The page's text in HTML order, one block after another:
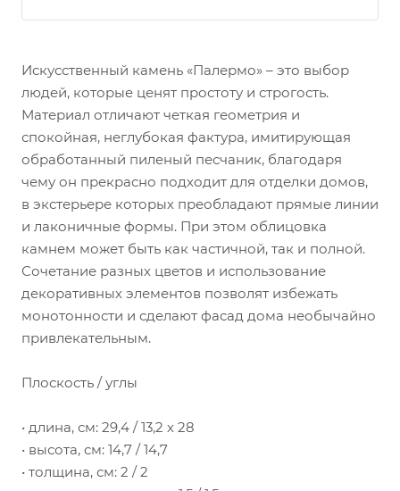
Искусственный камень «Палермо» – это выбор
людей, которые ценят простоту и строгость.
Материал отличают четкая геометрия и
спокойная, неглубокая фактура, имитирующая
обработанный пиленый песчаник, благодаря
чему он прекрасно подходит для отделки домов,
в экстерьере которых преобладают прямые линии
и лаконичные формы. При этом облицовка
камнем может быть как частичной, так и полной.
Сочетание разных цветов и использование
декоративных элементов позволят избежать
монотонности и сделают фасад дома необычайно
привлекательным.
Плоскость / углы
• длина, см: 29,4 / 13,2 х 28
• высота, см: 14,7 / 14,7
• толщина, см: 2 / 2